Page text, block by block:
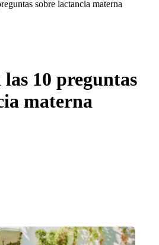
sobre lactancia materna
las 10 preguntas
materna